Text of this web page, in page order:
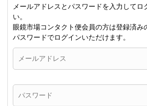
メールアドレスとパスワードを入力してロ
い。
眼鏡市場コンタクト便会員の方は登録済み
パスワードでログインいただけます。